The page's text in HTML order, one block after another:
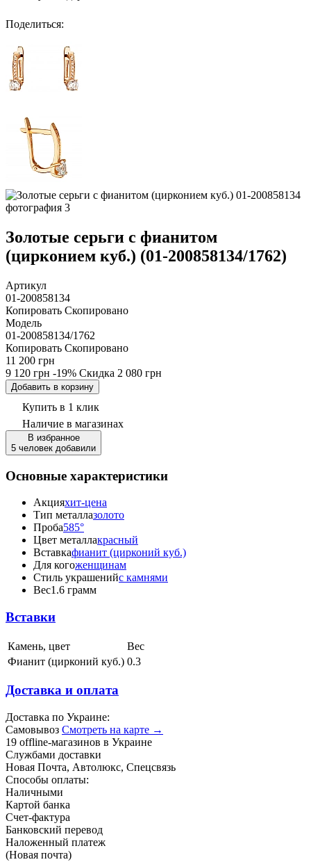
Поделиться:
Золотые серьги с фианитом
(цирконием куб.) (01-200858134/1762)
Артикул
01-200858134
Копировать Скопировано
Модель
01-200858134/1762
Копировать Скопировано
11 200 грн
9 120 грн -19% Скидка 2 080 грн
Добавить в корзину
Купить в 1 клик
Наличие в магазинах
В избранное
5 человек добавили
Основные характеристики
Акцияхит-цена
Тип металлазолото
Проба585°
Цвет металлакрасный
Вставкафианит (цирконий куб.)
Для когоженщинам
Стиль украшенийс камнями
Вес1.6 грамм
Вставки
Камень, цвет
Вес
Фианит (цирконий куб.) 0.3
Доставка и оплата
Доставка по Украине:
Самовывоз Смотреть на карте →
19 offline-магазинов в Украине
Службами доставки
Новая Почта, Автолюкс, Спецсвязь
Способы оплаты:
Наличными
Картой банка
Счет-фактура
Банковский перевод
Наложенный платеж
(Новая почта)